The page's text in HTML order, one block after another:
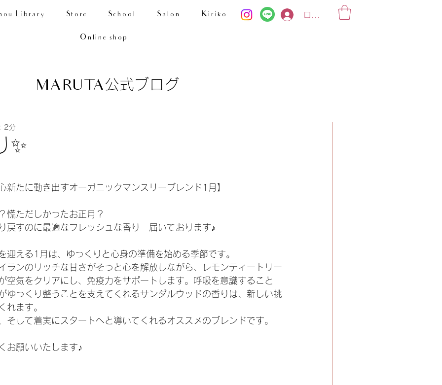
Library Store School Salon Kiriko
Online shop
ログイン
MARUTA公式ブログ
✨
2分
新たに動き出すオーガニックマンスリーブレンド1月】
慌ただしかったお正月？
戻すのに最適なフレッシュな香り　届いております♪
迎える1月は、ゆっくりと心身の準備を始める季節です。
ランのリッチな甘さがそっと心を解放しながら、レモンティートリー
空気をクリアにし、免疫力をサポートします。呼吸を意識すること
ゆっくり整うことを支えてくれるサンダルウッドの香りは、新しい挑
れます。
そして着実にスタートへと導いてくれるオススメのブレンドです。
お願いいたします♪